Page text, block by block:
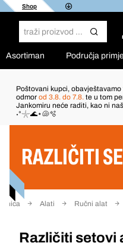
Shop
Asortiman Područja
Poštovani kupci,
odmor od 3.8. do 7.8. te u tom
Jankomiru neće raditi, kao ni
˖°𓇼🌊⋆🐚🫧
RAZLIČITI
Alati Ručni alat
Različiti setovi
Filter